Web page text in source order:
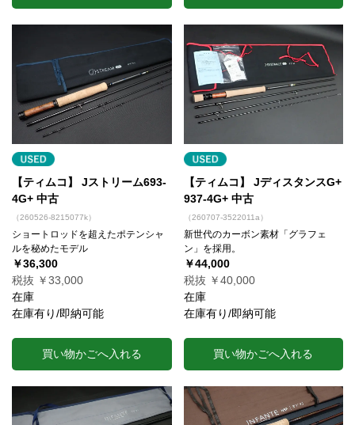
【ティムコ】 Jストリーム693-
4G+ 中古
（260526-8215077k）
ショートロッドを超えたポテンシャ
ルを秘めたモデル
￥36,300
税抜 ￥33,000
在庫
在庫有り/即納可能
買い物かごへ入れる
【ティムコ】 JディスタンスG+
937-4G+ 中古
（260707-3522011a）
新世代のカーボン素材「グラフェ
ン」を採用。
￥44,000
税抜 ￥40,000
在庫
在庫有り/即納可能
買い物かごへ入れる